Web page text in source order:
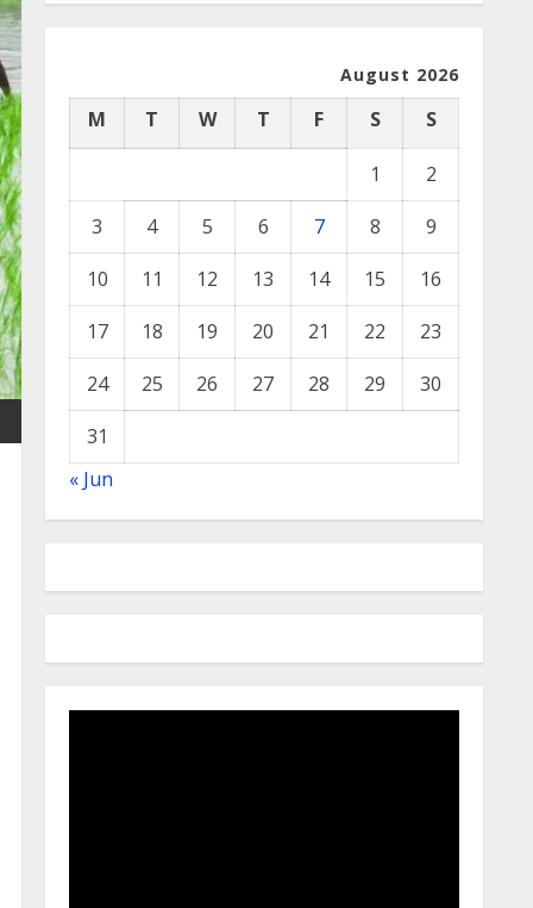
August 2026
M T W T F S S
1
2
3
4 5 6 7 8
9
10
11 12 13 14 15
16
17
18 19 20 21 22
23
24
25 26 27 28 29
30
31
« Jun